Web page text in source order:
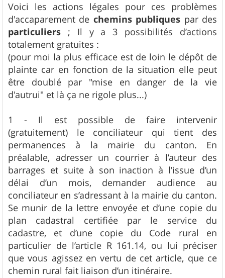
Voici les actions légales pour ces problèmes
d'accaparement de chemins publiques par des
particuliers ; Il y a 3 possibilités d’actions
totalement gratuites :
(pour moi la plus efficace est de loin le dépôt de
plainte car en fonction de la situation elle peut
être doublé par "mise en danger de la vie
d'autrui" et là ça ne rigole plus...)
1 - Il est possible de faire intervenir
(gratuitement) le conciliateur qui tient des
permanences à la mairie du canton. En
préalable, adresser un courrier à l’auteur des
barrages et suite à son inaction à l’issue d’un
délai d’un mois, demander audience au
conciliateur en s’adressant à la mairie du canton.
Se munir de la lettre envoyée et d’une copie du
plan cadastral certifiée par le service du
cadastre, et d’une copie du Code rural en
particulier de l’article R 161.14, ou lui préciser
que vous agissez en vertu de cet article, que ce
chemin rural fait liaison d’un itinéraire.